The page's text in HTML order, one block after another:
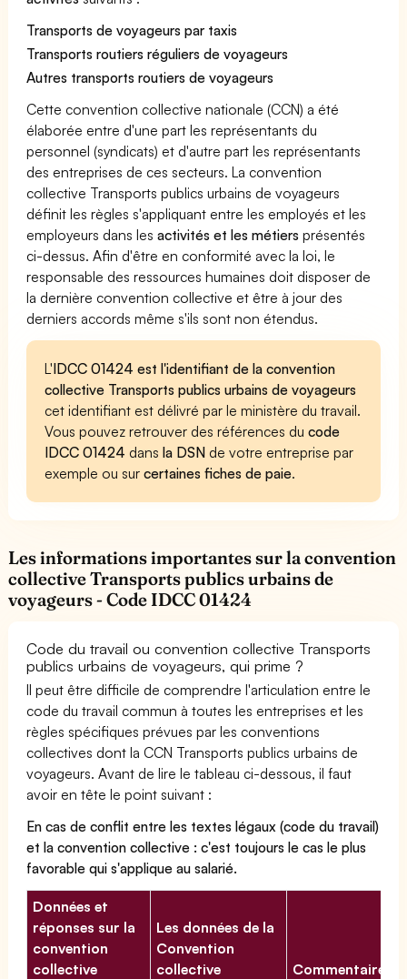
Transports de voyageurs par taxis
Transports routiers réguliers de voyageurs
Autres transports routiers de voyageurs
Cette convention collective nationale (CCN) a été
élaborée entre d'une part les représentants du
personnel (syndicats) et d'autre part les représentants
des entreprises de ces secteurs. La convention
collective Transports publics urbains de voyageurs
définit les règles s'appliquant entre les employés et les
employeurs dans lesactivités et les métiers présentés
ci-dessus. Afin d'être en conformité avec la loi, le
responsable des ressources humaines doit disposer de
la dernière convention collective et être à jour des
derniers accords même s'ils sont non étendus.
L'IDCC 01424 est l'identifiant de la convention
collective Transports publics urbains de voyageurs
cet identifiant est délivré par le ministère du travail.
Vous pouvez retrouver des références ducode
IDCC 01424 dansla DSN de votre entreprise par
exemple ou surcertaines fiches de paie.
Les informations importantes sur la convention
collective Transports publics urbains de
voyageurs - Code IDCC 01424
Code du travail ou convention collective Transports
publics urbains de voyageurs, qui prime ?
Il peut être difficile de comprendre l'articulation entre le
code du travail commun à toutes les entreprises et les
règles spécifiques prévues par les conventions
collectives dont la CCN Transports publics urbains de
voyageurs. Avant de lire le tableau ci-dessous, il faut
avoir en tête le point suivant :
En cas de conflit entre les textes légaux (code du travail)
et la convention collective : c'est toujours le cas le plus
favorable qui s'applique au salarié.
Données et
réponses sur la
convention
collective
Les données de la
Convention
collective
Commentaires